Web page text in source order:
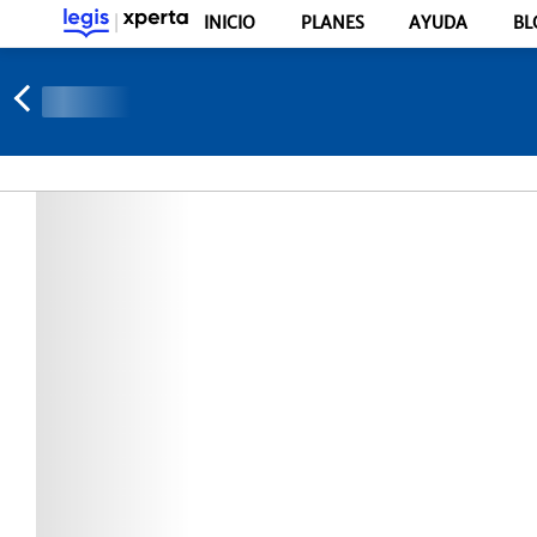
INICIO PLANES AYUDA